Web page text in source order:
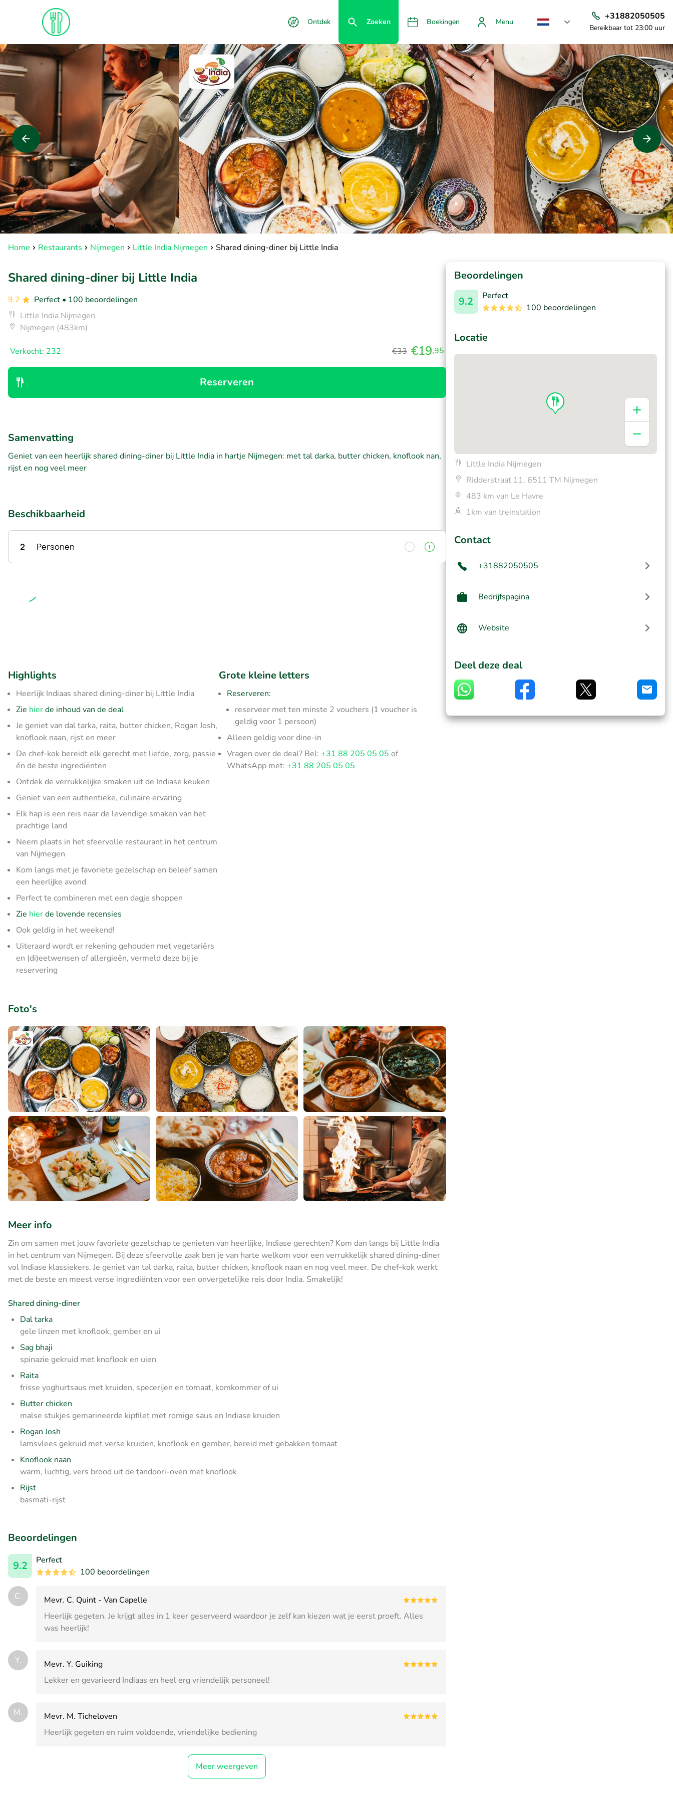
Ontdek Zoeken Boekingen Menu
+31882050505
Bereikbaar tot 23:00 uur
Home Restaurants Nijmegen Little India Nijmegen Shared dining-diner bij Little India
Shared dining-diner bij Little India
9.2 Perfect • 100 beoordelingen
Little India Nijmegen
Nijmegen (483km)
Verkocht: 232 €33 €19,95
Reserveren
Samenvatting
Geniet van een heerlijk shared dining-diner bij Little India in hartje Nijmegen: met tal darka, butter chicken, knoflook nan,
rijst en nog veel meer
Beschikbaarheid
2 Personen
Highlights
Heerlijk Indiaas shared dining-diner bij Little India
Zie hierde inhoud van de deal
Je geniet van dal tarka, raita, butter chicken, Rogan Josh,
knoflook naan, rijst en meer
De chef-kok bereidt elk gerecht met liefde, zorg, passie
én de beste ingrediënten
Ontdek de verrukkelijke smaken uit de Indiase keuken
Geniet van een authentieke, culinaire ervaring
Elk hap is een reis naar de levendige smaken van het
prachtige land
Neem plaats in het sfeervolle restaurant in het centrum
van Nijmegen
Kom langs met je favoriete gezelschap en beleef samen
een heerlijke avond
Perfect te combineren met een dagje shoppen
Zie hierde lovende recensies
Ook geldig in het weekend!
Uiteraard wordt er rekening gehouden met vegetariërs
en (di)eetwensen of allergieën, vermeld deze bij je
reservering
Grote kleine letters
Reserveren:
reserveer met ten minste 2 vouchers (1 voucher is
geldig voor 1 persoon)
Alleen geldig voor dine-in
Vragen over de deal? Bel:+31 88 205 05 05 of
WhatsApp met:+31 88 205 05 05
Foto's
Meer info
Zin om samen met jouw favoriete gezelschap te genieten van heerlijke, Indiase gerechten? Kom dan langs bij Little India
in het centrum van Nijmegen. Bij deze sfeervolle zaak ben je van harte welkom voor een verrukkelijk shared dining-diner
vol Indiase klassiekers. Je geniet van tal darka, raita, butter chicken, knoflook naan en nog veel meer. De chef-kok werkt
met de beste en meest verse ingrediënten voor een onvergetelijke reis door India. Smakelijk!
Shared dining-diner
Dal tarka
gele linzen met knoflook, gember en ui
Sag bhaji
spinazie gekruid met knoflook en uien
Raita
frisse yoghurtsaus met kruiden, specerijen en tomaat, komkommer of ui
Butter chicken
malse stukjes gemarineerde kipfilet met romige saus en Indiase kruiden
Rogan Josh
lamsvlees gekruid met verse kruiden, knoflook en gember, bereid met gebakken tomaat
Knoflook naan
warm, luchtig, vers brood uit de tandoori-oven met knoflook
Rijst
basmati-rijst
Beoordelingen
9.2
Perfect
100 beoordelingen
C.
Mevr. C. Quint - Van Capelle
Heerlijk gegeten. Je krijgt alles in 1 keer geserveerd waardoor je zelf kan kiezen wat je eerst proeft. Alles
was heerlijk!
Y.
Mevr. Y. Guiking
Lekker en gevarieerd Indiaas en heel erg vriendelijk personeel!
M.
Mevr. M. Ticheloven
Heerlijk gegeten en ruim voldoende, vriendelijke bediening
Meer weergeven
Beoordelingen
9.2
Perfect
100 beoordelingen
Locatie
Little India Nijmegen
Ridderstraat 11, 6511 TM Nijmegen
483 km van Le Havre
1km van treinstation
Contact
+31882050505
Bedrijfspagina
Website
Deel deze deal